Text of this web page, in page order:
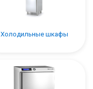
Холодильные шкафы